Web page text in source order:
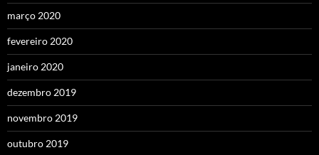
março 2020
fevereiro 2020
janeiro 2020
dezembro 2019
novembro 2019
outubro 2019